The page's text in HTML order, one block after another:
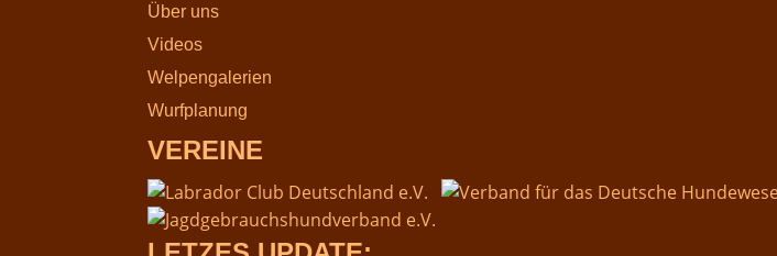
Über uns
Videos
Welpengalerien
Wurfplanung
VEREINE